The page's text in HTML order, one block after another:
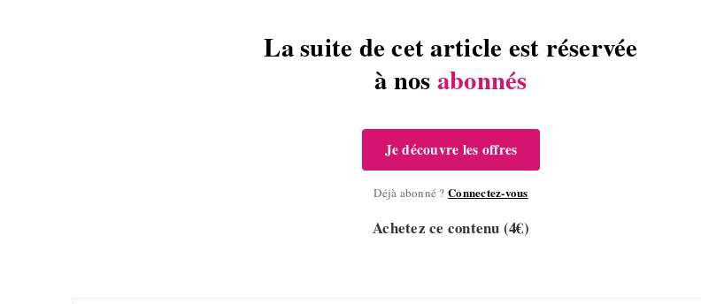
La suite de cet article est réservée
à nosabonnés
Je découvre les offres
Déjà abonné ? Connectez-vous
Achetez ce contenu (4€)